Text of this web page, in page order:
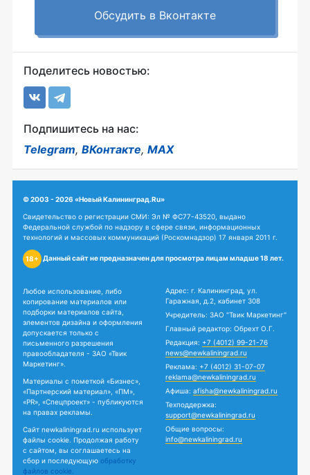
Обсудить в Вконтакте
Поделитесь новостью:
Подпишитесь на нас:
Telegram, ВКонтакте, MAX
© 2003 - 2026 «Новый Калининград.Ru»
Свидетельство о регистрации СМИ: Эл № ФС77-43520, выдано
Федеральной службой по надзору в сфере связи, информационных
технологий и массовых коммуникаций (Роскомнадзор) 17 января 2011 г.
18+ Данный сайт не предназначен для просмотра лицам младше 18 лет.
Любое использование, либо
копирование материалов или
подборки материалов сайта,
элементов дизайна и оформления
допускается только с
письменного разрешения
правообладателя - ЗАО «Твик
Маркетинг».
Материалы с пометкой «Бизнес»,
«Партнерский материал», «ПМ»,
«PR», «Спецпроект» - публикуются
на правах рекламы.
Сайт newkaliningrad.ru использует
файлы cookie. Продолжая работу
с сайтом, вы соглашаетесь на
сбор и последующую обработку
файлов cookie.
Адрес: г. Калининград, ул.
Гаражная, д.2, кабинет 308
Учредитель: ЗАО "Твик Маркетинг"
Главный редактор: Обрехт О.Г.
Редакция: +7 (4012) 99-21-76
news@newkaliningrad.ru
Реклама: +7 (4012) 31-07-07
reklama@newkaliningrad.ru
Афиша: afisha@newkaliningrad.ru
Техподдержка:
support@newkaliningrad.ru
Общие вопросы:
info@newkaliningrad.ru